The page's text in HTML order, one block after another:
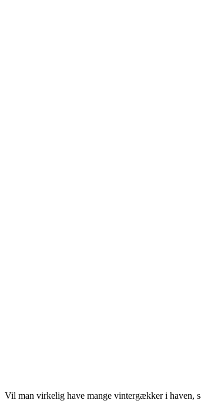
Vil man virkelig have mange vintergækker i haven,